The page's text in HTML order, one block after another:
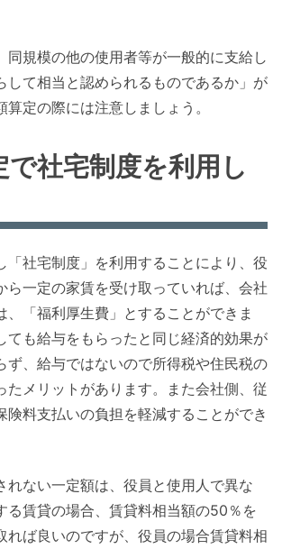
同規模の他の使用者等が一般的に支給し
して相当と認められるものであるか」が
定の際には注意しましょう。
で社宅制度を利用し
「社宅制度」を利用することにより、役
ら一定の家賃を受け取っていれば、会社
、「福利厚生費」とすることができま
ても給与をもらったと同じ経済的効果が
ず、給与ではないので所得税や住民税の
たメリットがあります。また会社側、従
険料支払いの負担を軽減することができ
れない一定額は、役員と使用人で異な
る賃貸の場合、賃貸料相当額の50％を
れば良いのですが、役員の場合賃貸料相